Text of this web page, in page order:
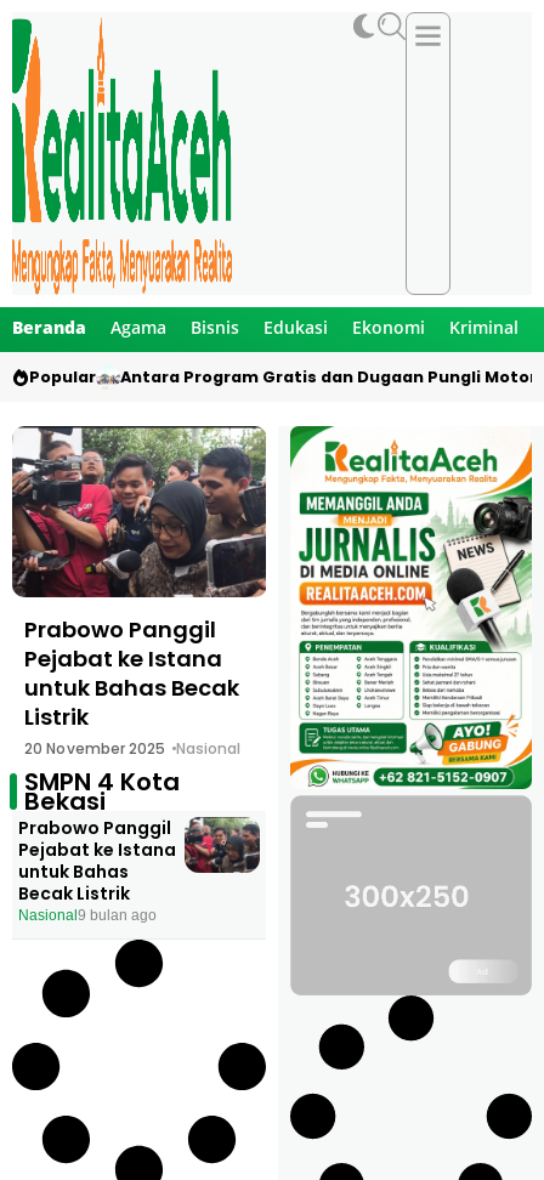
Beranda Agama Bisnis Edukasi Ekonomi Kriminal
Popular Antara Program Gratis dan Dugaan Pungli Motor
Prabowo Panggil
Pejabat ke Istana
untuk Bahas Becak
Listrik
20 November 2025 Nasional
SMPN 4 Kota
Bekasi
Prabowo Panggil
Pejabat ke Istana
untuk Bahas
Becak Listrik
Nasional 9 bulan ago